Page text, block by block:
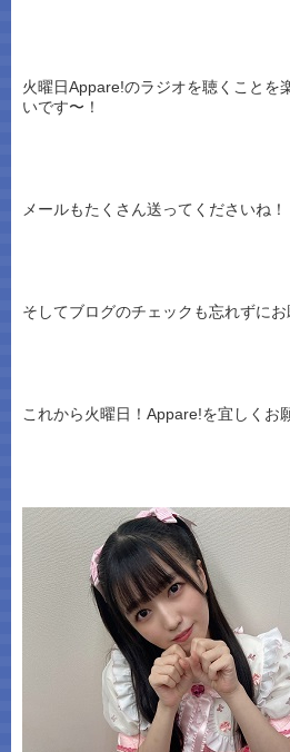
火曜日Appare!のラジオを聴くことを
いです〜！
メールもたくさん送ってくださいね！
そしてブログのチェックも忘れずに
これから火曜日！Appare!を宜しくお